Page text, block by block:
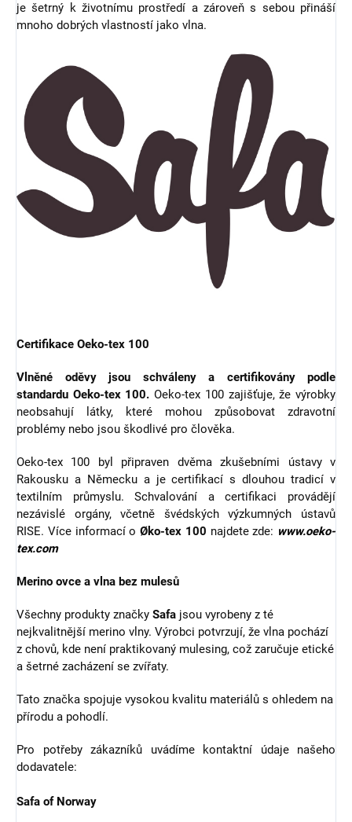
je šetrný k životnímu prostředí a zároveň s sebou přináší
mnoho dobrých vlastností jako vlna.
Certifikace Oeko-tex 100
Vlněné oděvy jsou schváleny a certifikovány podle
standardu Oeko-tex 100. Oeko-tex 100 zajišťuje, že výrobky
neobsahují látky, které mohou způsobovat zdravotní
problémy nebo jsou škodlivé pro člověka.
Oeko-tex 100 byl připraven dvěma zkušebními ústavy v
Rakousku a Německu a je certifikací s dlouhou tradicí v
textilním průmyslu. Schvalování a certifikaci provádějí
nezávislé orgány, včetně švédských výzkumných ústavů
RISE. Více informací o Øko-tex 100 najdete zde: www.oeko-
tex.com
Merino ovce a vlna bez mulesů
Všechny produkty značky Safa jsou vyrobeny z té
nejkvalitnější merino vlny. Výrobci potvrzují, že vlna pochází
z chovů, kde není praktikovaný mulesing, což zaručuje etické
a šetrné zacházení se zvířaty.
Tato značka spojuje vysokou kvalitu materiálů s ohledem na
přírodu a pohodlí.
Pro potřeby zákazníků uvádíme kontaktní údaje našeho
dodavatele:
Safa of Norway